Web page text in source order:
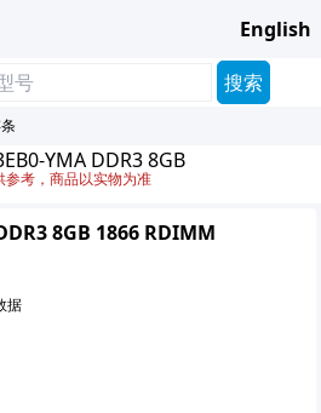
English
参考，商品以实物为准
8GB 1866 RDIMM
据